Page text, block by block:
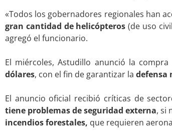
«Todos los gobernadores regionales han
gran cantidad de helicópteros(de uso
agregó el funcionario.
El miércoles, Astudillo anunció la
dólares, con el fin de garantizar la defensa
El anuncio oficial recibió críticas de
tiene problemas de seguridad externa, si
incendios forestales, que requieren